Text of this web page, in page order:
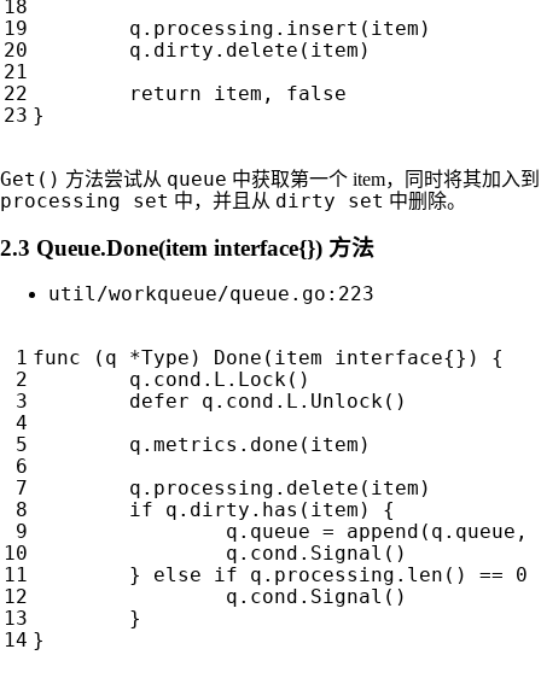
q . processing . insert ( item )
q . dirty . delete ( item )
return
item ,
false
}
Get() 方法尝试从 queue 中获取第一个 item，同时将其加入到
processing set 中，并且从 dirty set 中删除。
2.3 Queue.Done(item interface{}) 方法
util/workqueue/queue.go:223
func ( q *Type ) Done ( item interface{})
{
q . cond . L . Lock ()
defer
q . cond . L . Unlock ()
q . metrics . done ( item )
q . processing . delete ( item )
if
q . dirty . has ( item )
{
q . queue = append ( q . queue ,
q . cond . Signal ()
}
else if q . processing . len () == 0
q . cond . Signal ()
}
}